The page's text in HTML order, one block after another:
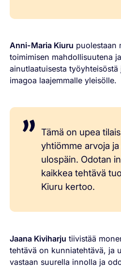
Anni-Maria Kiuru puolestaan
toimimisen mahdollisuutena
ainutlaatuisesta
imagoa laajemmalle yleisölle.
Tämä on upea
yhtiömme arvoja
ulospäin. Odotan
kaikkea tehtävä
Kiuru kertoo.
Jaana Kiviharju tiivistää
tehtävä on kunniatehtävä, ja
vastaan suurella innolla ja